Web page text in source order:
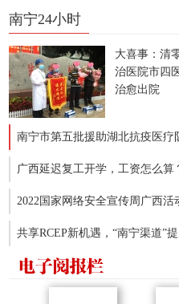
南宁24小时
大喜事：清
治医院市四
治愈出院
南宁市第五批援助湖北抗疫医疗
广西延迟复工开学，工资怎么算
2022国家网络安全宣传周广西活
共享RCEP新机遇，“南宁渠道”